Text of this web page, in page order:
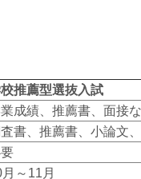
推薦型選抜入試
成績、推薦書、面接
書、推薦書、小論文
～11月